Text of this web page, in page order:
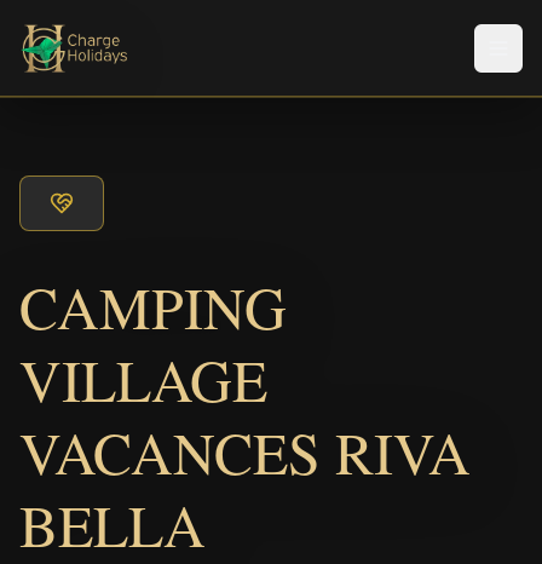
CAMPING
VILLAGE
VACANCES RIVA
BELLA